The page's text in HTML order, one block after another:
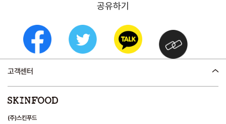
공유하기
고객센터
(주)스킨푸드